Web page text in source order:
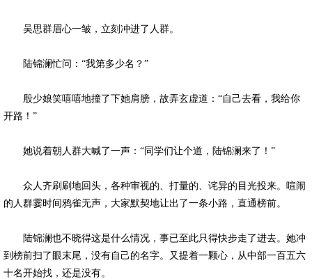
吴思群眉心一皱，立刻冲进了人群。
陆锦澜忙问：“我第多少名？”
殷少娘笑嘻嘻地撞了下她肩膀，故弄玄虚道：“自己去看，我给你
开路！”
她说着朝人群大喊了一声：“同学们让个道，陆锦澜来了！”
众人齐刷刷地回头，各种审视的、打量的、诧异的目光投来。喧闹
的人群霎时间鸦雀无声，大家默契地让出了一条小路，直通榜前。
陆锦澜也不晓得这是什么情况，事已至此只得快步走了进去。她冲
到榜前扫了眼末尾，没有自己的名字。又提着一颗心，从中部一百五六
十名开始找，还是没有。